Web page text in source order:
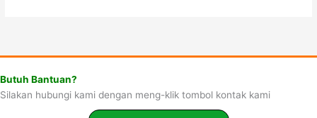
Butuh Bantuan?
Silakan hubungi kami dengan meng-klik tombol kontak kami